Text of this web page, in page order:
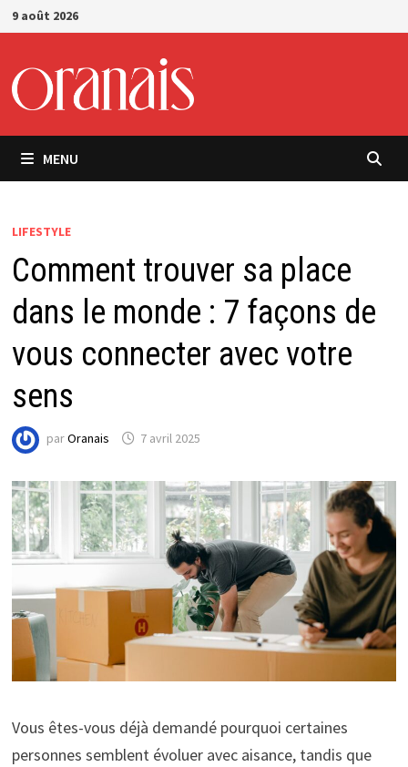
Passer
au
9 août 2026
MENU
LIFESTYLE
Comment trouver sa place
dans le monde : 7 façons de
vous connecter avec votre
sens
parOranais 7 avril 2025
Vous êtes-vous déjà demandé pourquoi certaines
personnes semblent évoluer avec aisance, tandis que